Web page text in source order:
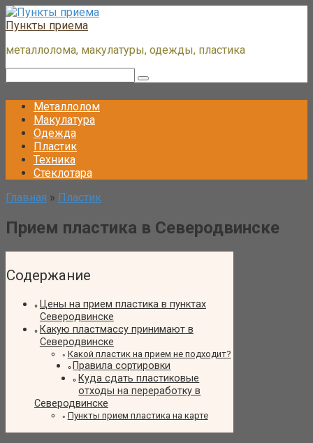
Перейти
к
Пункты приема
металлолома, макулатуры, одежды, пластика
Металлолом
Макулатура
Одежда
Пластик
Техника
Стеклотара
Главная » Пластик
Прием пластика в Северодвинске
Содержание
Цены на прием пластика в пунктах
Северодвинске
Какую пластмассу принимают в
Северодвинске
Какой пластик на прием не подходит?
Правила сортировки
Куда сдать пластиковые
отходы на переработку в
Северодвинске
Пункты прием пластика на карте